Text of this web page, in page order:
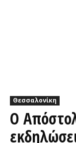
Θεσσαλονίκη
Ο